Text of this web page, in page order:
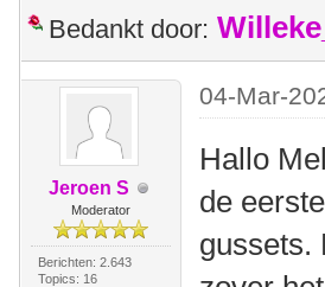
Bedankt door:
Jeroen S
Moderator
Berichten: 2.643
Topics: 16
04-Mar-
Hallo
de
gussets.